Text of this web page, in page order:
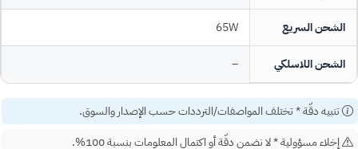
الشحن السريع 65W
الشحن اللاسلكي –
تنبيه دقّة* تختلف المواصفات/الترددات حسب الإصدار والسوق.
إخلاء مسؤولية* لا نضمن دقّة أو اكتمال المعلومات بنسبة 100%.